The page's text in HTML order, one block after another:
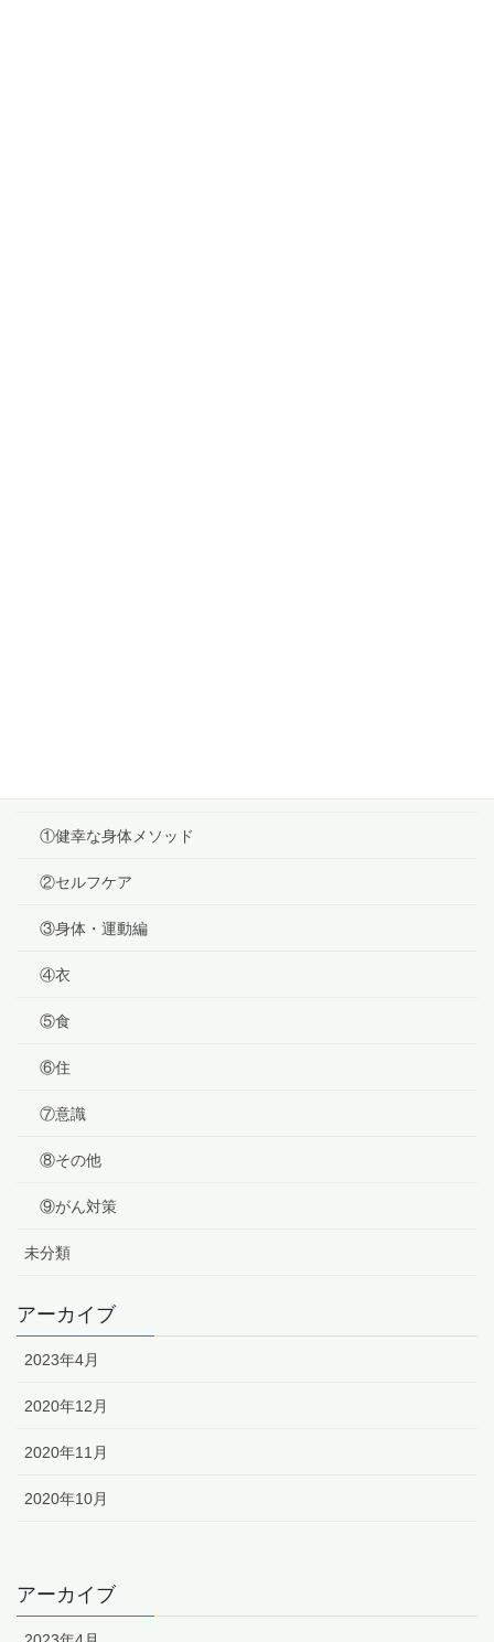
①健幸な身体メソッド
②セルフケア
③身体・運動編
④衣
⑤食
⑥住
⑦意識
⑧その他
⑨がん対策
未分類
アーカイブ
2023年4月
2020年12月
2020年11月
2020年10月
アーカイブ